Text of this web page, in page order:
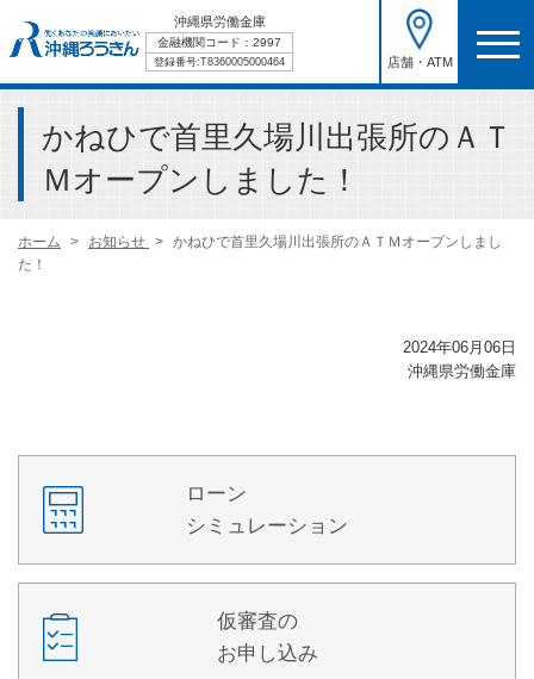
沖縄県労働金庫
金融機関コード：2997
登録番号:T8360005000464 店舗・ATM
かねひで首里久場川出張所のＡＴ
Ｍオープンしました！
ホーム お知らせ
かねひで首里久場川出張所のＡＴＭオープンしまし
た！
2024年06月06日
沖縄県労働金庫
ローン
シミュレーション
仮審査の
お申し込み